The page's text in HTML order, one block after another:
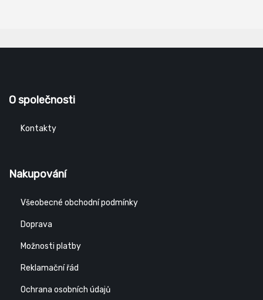
O společnosti
Kontakty
Nakupování
Všeobecné obchodní podmínky
Doprava
Možnosti platby
Reklamační řád
Ochrana osobních údajů